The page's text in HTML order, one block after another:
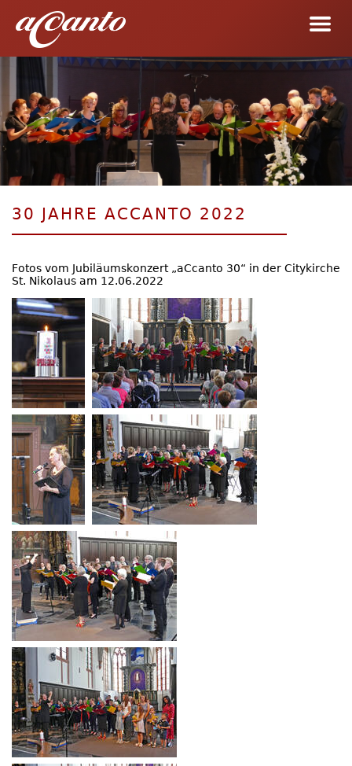
30 JAHRE ACCANTO 2022
Fotos vom Jubiläumskonzert „aCcanto 30“ in der Citykirche
St. Nikolaus am 12.06.2022